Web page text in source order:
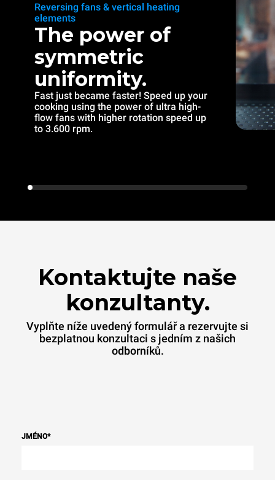
Reversing fans & vertical heating
elements
The power of
symmetric
uniformity.
Fast just became faster! Speed up your
cooking using the power of ultra high-
flow fans with higher rotation speed up
to 3.600 rpm.
Kontaktujte naše
konzultanty.
Vyplňte níže uvedený formulář a rezervujte si
bezplatnou konzultaci s jedním z našich
odborníků.
JMÉNO*